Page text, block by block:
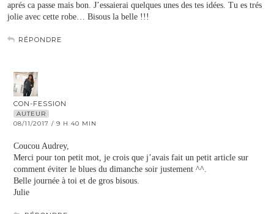
aprés ca passe mais bon. J’essaierai quelques unes des tes idées. Tu es trés
jolie avec cette robe… Bisous la belle !!!
RÉPONDRE
CON-FESSION
AUTEUR
08/11/2017 / 9 H 40 MIN
Coucou Audrey,
Merci pour ton petit mot, je crois que j’avais fait un petit article sur
comment éviter le blues du dimanche soir justement ^^.
Belle journée à toi et de gros bisous.
Julie